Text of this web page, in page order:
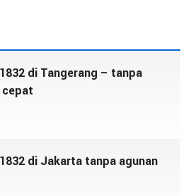
di Tangerang – tanpa
cepat
di Jakarta tanpa agunan